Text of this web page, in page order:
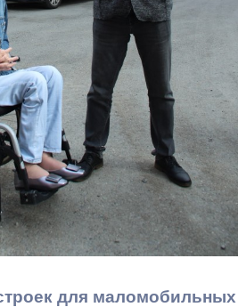
для маломобильных